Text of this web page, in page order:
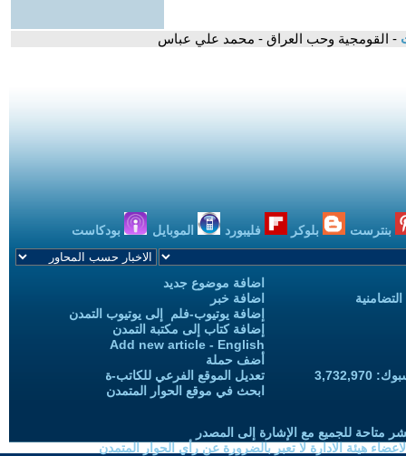
- القومجية وحب العراق - محمد علي عباس
بنترست بلوكر فليبورد الموبايل بودكاست
اضافة موضوع جديد
اضافة خبر
إضافة يوتيوب-فلم إلى يوتيوب التمدن
إضافة كتاب إلى مكتبة التمدن
Add new article - English
أضف حملة
تعديل الموقع الفرعي للكاتب-ة
ابحث في موقع الحوار المتمدن
متاحة للجميع مع الإشارة إلى المصدر
هيئة الادارة لا تعبر بالضرورة عن رأي الحوار المتمدن